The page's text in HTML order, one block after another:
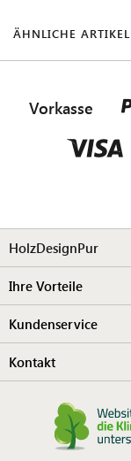
ÄHNLICHE ARTIKEL
Vorkasse
HolzDesignPur
Ihre Vorteile
Kundenservice
Kontakt